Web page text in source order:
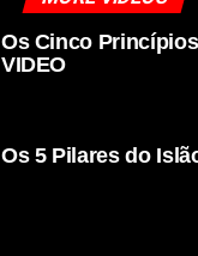
Os Cinco
VIDEO
Os 5 Pilares do